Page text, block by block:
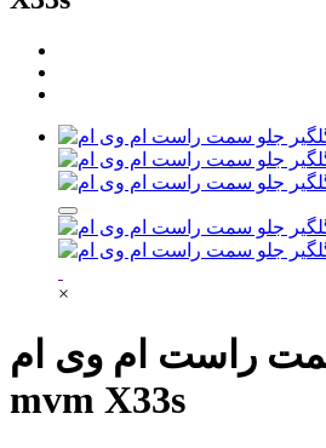
×
راست ام وی ام
mvm X33s